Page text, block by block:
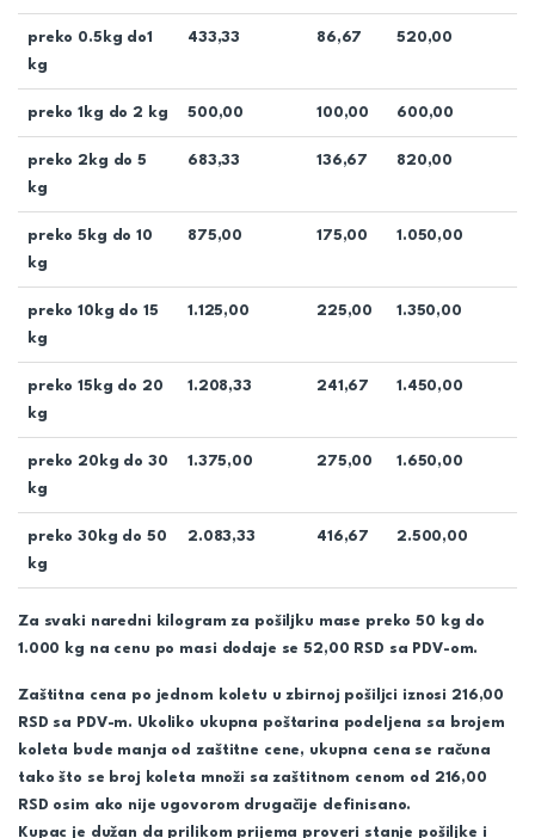
preko 0.5kg do1
kg
433,33 86,67 520,00
preko 1kg do 2 kg 500,00 100,00 600,00
preko 2kg do 5
kg
683,33 136,67 820,00
preko 5kg do 10
kg
875,00 175,00 1.050,00
preko 10kg do 15
kg
1.125,00 225,00 1.350,00
preko 15kg do 20
kg
1.208,33 241,67 1.450,00
preko 20kg do 30
kg
1.375,00 275,00 1.650,00
preko 30kg do 50
kg
2.083,33 416,67 2.500,00
Za svaki naredni kilogram za pošiljku mase preko 50 kg do
1.000 kg na cenu po masi dodaje se 52,00 RSD sa PDV-om.
Zaštitna cena po jednom koletu u zbirnoj pošiljci iznosi 216,00
RSD sa PDV-m. Ukoliko ukupna poštarina podeljena sa brojem
koleta bude manja od zaštitne cene, ukupna cena se računa
tako što se broj koleta množi sa zaštitnom cenom od 216,00
RSD osim ako nije ugovorom drugačije definisano.
Kupac je dužan da prilikom prijema proveri stanje pošiljke i